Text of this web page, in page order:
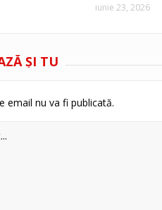
iunie 23, 2026
ŞI TU
email nu va fi publicată.